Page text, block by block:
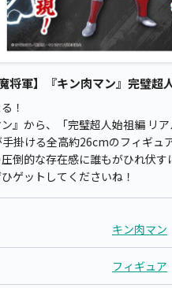
将軍】『キン肉マン』完璧
！
』から、「完璧超人始祖編 リ
掛ける全高約26cmのフィギュ
倒的な存在感に誰もがひれ伏す
ゲットしてくださいね！
キン肉マン
フィギュア